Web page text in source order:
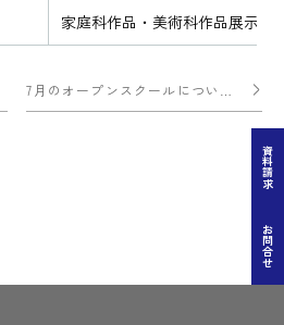
家庭科作品・美術科作品展示、
7月のオープンスクールについて
資料請求
お問合せ